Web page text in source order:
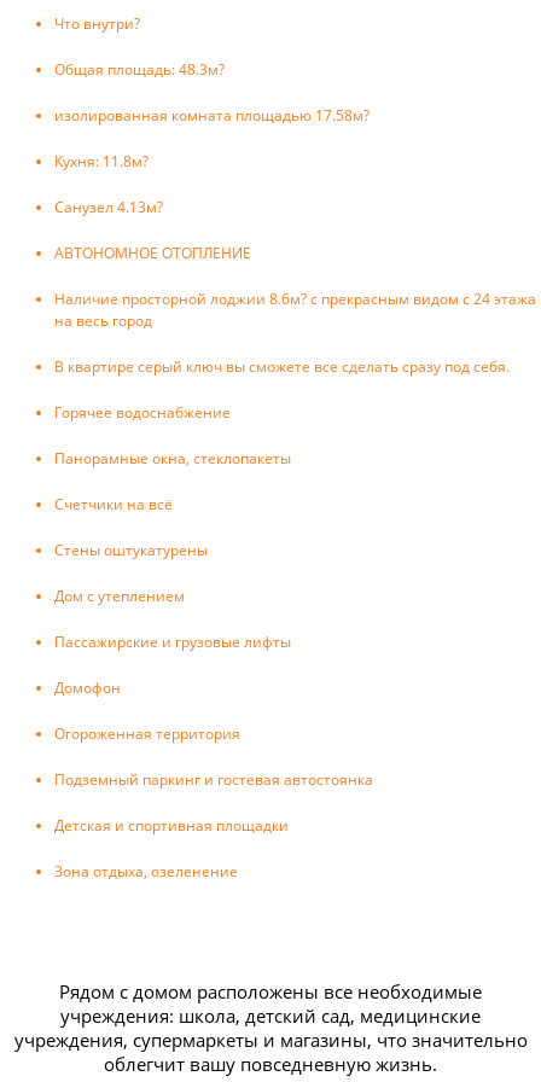
Что внутри?
Общая площадь: 48.3м?
изолированная комната площадью 17.58м?
Кухня: 11.8м?
Санузел 4.13м?
АВТОНОМНОЕ ОТОПЛЕНИЕ
Наличие просторной лоджии 8.6м? с прекрасным видом с 24 этажа
на весь город
В квартире серый ключ вы сможете все сделать сразу под себя.
Горячее водоснабжение
Панорамные окна, стеклопакеты
Счетчики на всё
Стены оштукатурены
Дом с утеплением
Пассажирские и грузовые лифты
Домофон
Огороженная территория
Подземный паркинг и гостевая автостоянка
Детская и спортивная площадки
Зона отдыха, озеленение
Рядом с домом расположены все необходимые
учреждения: школа, детский сад, медицинские
учреждения, супермаркеты и магазины, что значительно
облегчит вашу повседневную жизнь.